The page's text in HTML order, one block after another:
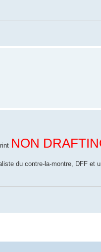
NON
du contre-la-montre, DFF et